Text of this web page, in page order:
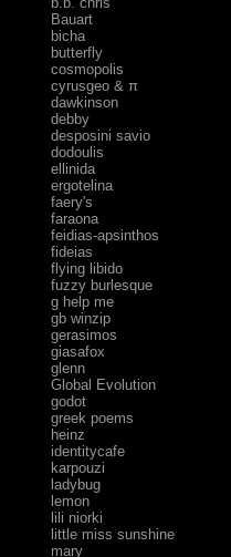
Bauart
bicha
butterfly
cosmopolis
cyrusgeo & π
dawkinson
debby
desposini savio
dodoulis
ellinida
ergotelina
faery's
faraona
feidias-apsinthos
fideias
flying libido
fuzzy burlesque
g help me
gb winzip
gerasimos
giasafox
glenn
Global Evolution
godot
greek poems
heinz
identitycafe
karpouzi
ladybug
lemon
lili niorki
little miss sunshine
mary